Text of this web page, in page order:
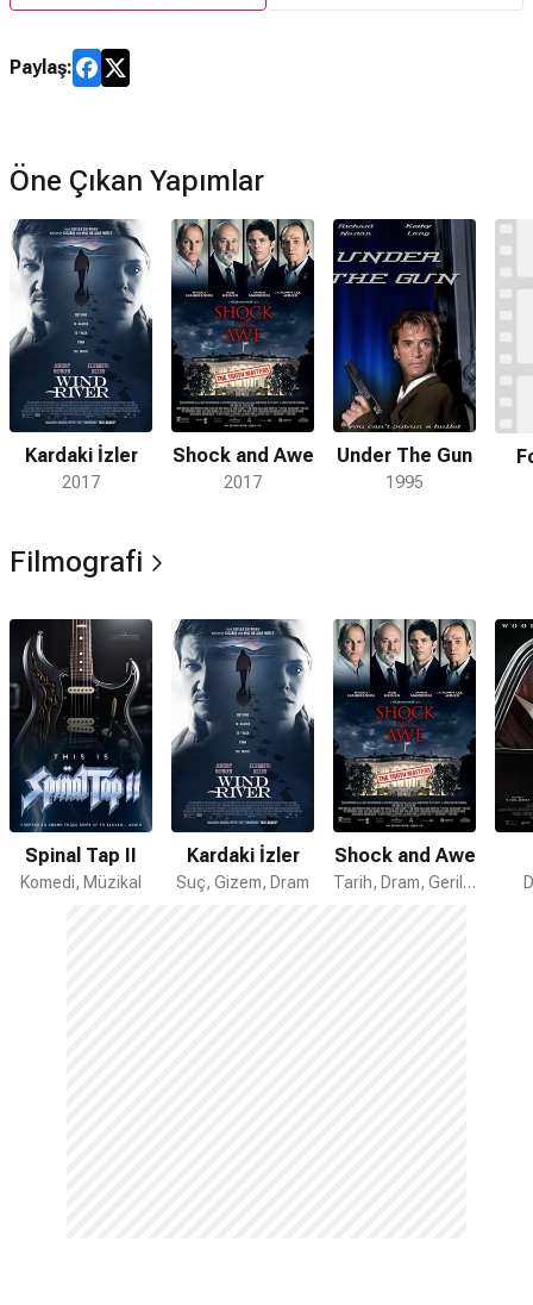
Paylaş:
Öne Çıkan Yapımlar
Kardaki İzler
2017
Shock and Awe
2017
Under The Gun
1995
Filmografi
Spinal Tap II
Komedi, Müzikal
Kardaki İzler
Suç, Gizem, Dram
Shock and Awe
Tarih, Dram, Gerilim